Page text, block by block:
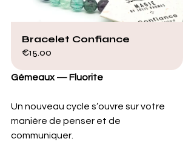
Bracelet Confiance
€15.00
Gémeaux — Fluorite
Un nouveau cycle s’ouvre sur votre
manière de penser et de
communiquer.